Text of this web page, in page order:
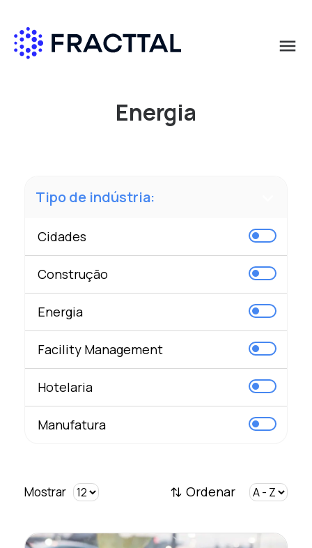
menu
Energia
Tipo de indústria:
Cidades
Construção
Energia
Facility Management
Hotelaria
Manufatura
Mostrar Ordenar